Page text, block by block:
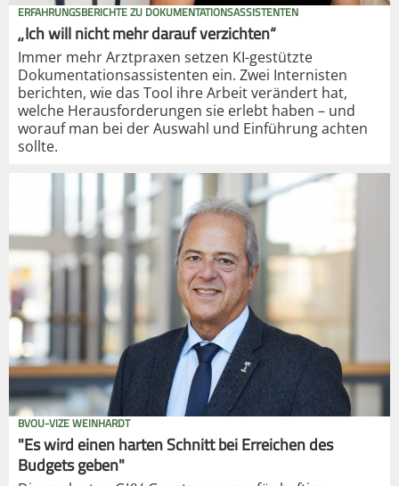
ERFAHRUNGSBERICHTE ZU DOKUMENTATIONSASSISTENTEN
„Ich will nicht mehr darauf verzichten“
Immer mehr Arztpraxen setzen KI-gestützte
Dokumentationsassistenten ein. Zwei Internisten
berichten, wie das Tool ihre Arbeit verändert hat,
welche Herausforderungen sie erlebt haben – und
worauf man bei der Auswahl und Einführung achten
sollte.
BVOU-VIZE WEINHARDT
"Es wird einen harten Schnitt bei Erreichen des
Budgets geben"